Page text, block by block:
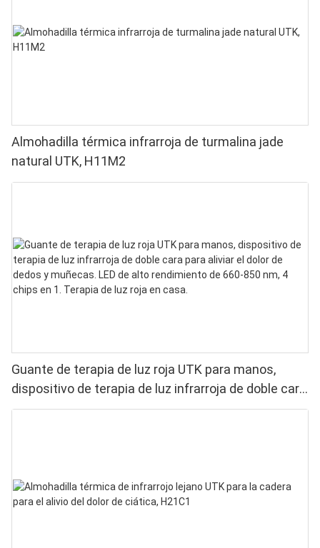
Almohadilla térmica infrarroja de turmalina jade
natural UTK, H11M2
Guante de terapia de luz roja UTK para manos,
dispositivo de terapia de luz infrarroja de doble cara
para aliviar el dolor de dedos y muñecas. LED de